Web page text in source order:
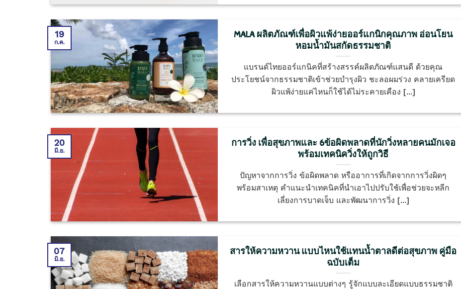
MALA ผลิตภัณฑ์เพื่อผิวแพ้ง่ายออร์แกนิกคุณภาพ อ่อนโยน
หอมน้ำมันสกัดธรรมชาติ
แบรนด์ไทยออร์แกนิคที่สร้างสรรค์ผลิตภัณฑ์แสนดี ด้วยคุณ
ประโยชน์จากธรรมชาติเข้าช่วยบำรุงผิว ชะลอผมร่วง คลายเครียด
ผิวแพ้ง่ายแค่ไหนก็ใช้ได้ไม่ระคายเคือง [...]
19
ก.ค.
การวิ่ง เพื่อสุขภาพและ 6ข้อผิดพลาดที่นักวิ่งหลายคนมักเจอ
พร้อมเทคนิควิ่งให้ถูกวิธี
ปัญหาจากการวิ่ง ข้อผิดพลาด หรืออาการที่เกิดจากการวิ่งผิดๆ
พร้อมสาเหตุ คำแนะนำเทคนิคที่นำเอาไปปรับใช้เพื่อช่วยจะหลีก
เลี่ยงการบาดเจ็บ และพัฒนาการวิ่ง [...]
20
มิ.ย.
สารให้ความหวาน แบบไหนใช้แทนน้ำตาลดีต่อสุขภาพ คู่มือ
ฉบับเต็ม
เลือกสารให้ความหวานแบบต่างๆ รู้จักแบบละเอียดแบบธรรมชาติ
07
มิ.ย.